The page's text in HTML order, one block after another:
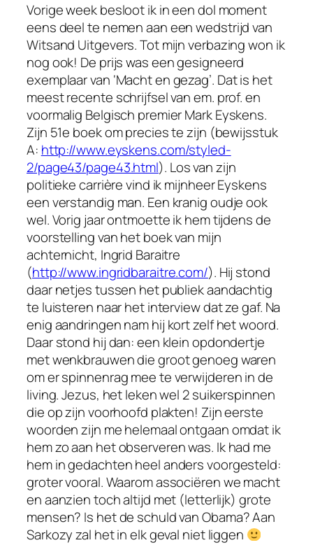
Vorige week besloot ik in een dol moment
eens deel te nemen aan een wedstrijd van
Witsand Uitgevers. Tot mijn verbazing won ik
nog ook! De prijs was een gesigneerd
exemplaar van ‘Macht en gezag’. Dat is het
meest recente schrijfsel van em. prof. en
voormalig Belgisch premier Mark Eyskens.
Zijn 51e boek om precies te zijn (bewijsstuk
A: http://www.eyskens.com/styled-
2/page43/page43.html). Los van zijn
politieke carrière vind ik mijnheer Eyskens
een verstandig man. Een kranig oudje ook
wel. Vorig jaar ontmoette ik hem tijdens de
voorstelling van het boek van mijn
achternicht, Ingrid Baraitre
(http://www.ingridbaraitre.com/). Hij stond
daar netjes tussen het publiek aandachtig
te luisteren naar het interview dat ze gaf. Na
enig aandringen nam hij kort zelf het woord.
Daar stond hij dan: een klein opdondertje
met wenkbrauwen die groot genoeg waren
om er spinnenrag mee te verwijderen in de
living. Jezus, het leken wel 2 suikerspinnen
die op zijn voorhoofd plakten! Zijn eerste
woorden zijn me helemaal ontgaan omdat ik
hem zo aan het observeren was. Ik had me
hem in gedachten heel anders voorgesteld:
groter vooral. Waarom associëren we macht
en aanzien toch altijd met (letterlijk) grote
mensen? Is het de schuld van Obama? Aan
Sarkozy zal het in elk geval niet liggen